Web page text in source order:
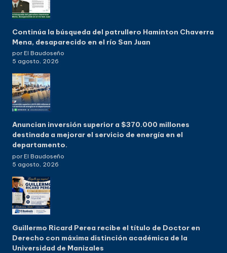
Continúa la búsqueda del patrullero Haminton Chaverra
Mena, desaparecido en el río San Juan
por El Baudoseño
5 agosto, 2026
Anuncian inversión superior a $370.000 millones
destinada a mejorar el servicio de energía en el
departamento.
por El Baudoseño
5 agosto, 2026
Guillermo Ricard Perea recibe el título de Doctor en
Derecho con máxima distinción académica de la
Universidad de Manizales